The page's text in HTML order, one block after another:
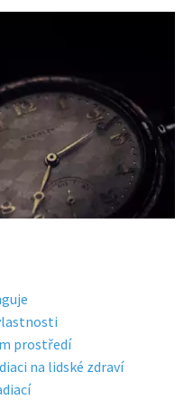
prostředí
na lidské zdraví